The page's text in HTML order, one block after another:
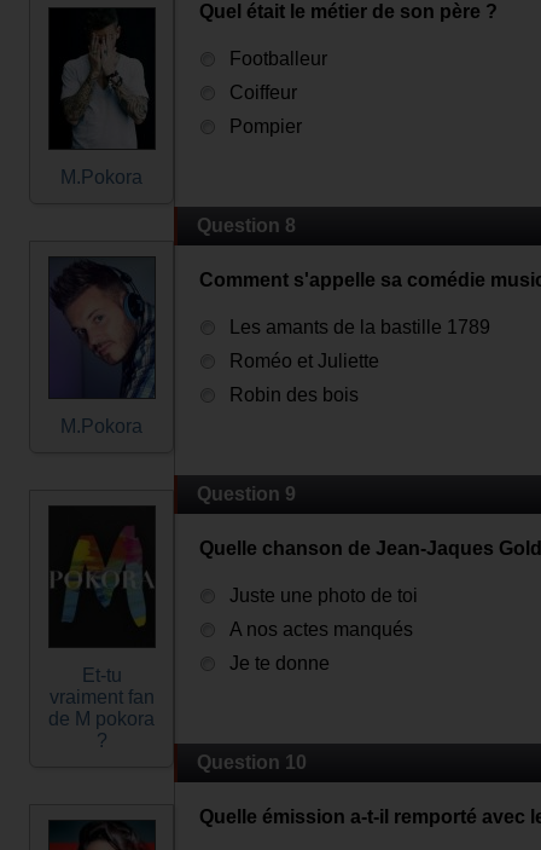
M.Pokora
M.Pokora
Et-tu
vraiment fan
de M pokora
?
Quel était le métier de son père ?
Footballeur
Coiffeur
Pompier
Question 8
Comment s'appelle sa comédie
Les amants de la bastille 1789
Roméo et Juliette
Robin des bois
Question 9
Quelle chanson de Jean-Jaques
Juste une photo de toi
A nos actes manqués
Je te donne
Question 10
Quelle émission a-t-il remporté avec